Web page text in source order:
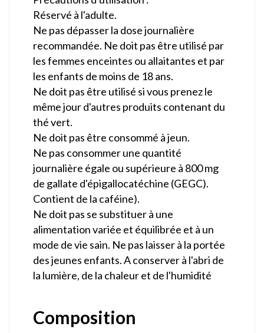
Réservé à l'adulte.
Ne pas dépasser la dose journalière
recommandée. Ne doit pas être utilisé par
les femmes enceintes ou allaitantes et par
les enfants de moins de 18 ans.
Ne doit pas être utilisé si vous prenez le
même jour d'autres produits contenant du
thé vert.
Ne doit pas être consommé à jeun.
Ne pas consommer une quantité
journalière égale ou supérieure à 800 mg
de gallate d'épigallocatéchine (GEGC).
Contient de la caféine).
Ne doit pas se substituer à une
alimentation variée et équilibrée et à un
mode de vie sain. Ne pas laisser à la portée
des jeunes enfants. A conserver à l'abri de
la lumière, de la chaleur et de l'humidité
Composition